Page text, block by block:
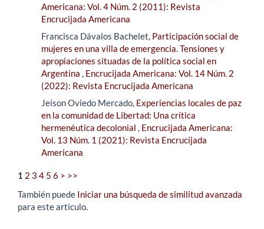
Americana: Vol. 4 Núm. 2 (2011): Revista
Encrucijada Americana
Francisca Dávalos Bachelet, Participación social de
mujeres en una villa de emergencia. Tensiones y
apropiaciones situadas de la política social en
Argentina , Encrucijada Americana: Vol. 14 Núm. 2
(2022): Revista Encrucijada Americana
Jeison Oviedo Mercado, Experiencias locales de paz
en la comunidad de Libertad: Una crítica
hermenéutica decolonial , Encrucijada Americana:
Vol. 13 Núm. 1 (2021): Revista Encrucijada
Americana
1 2 3 4 5 6 > >>
También puede Iniciar una búsqueda de similitud avanzada
para este artículo.